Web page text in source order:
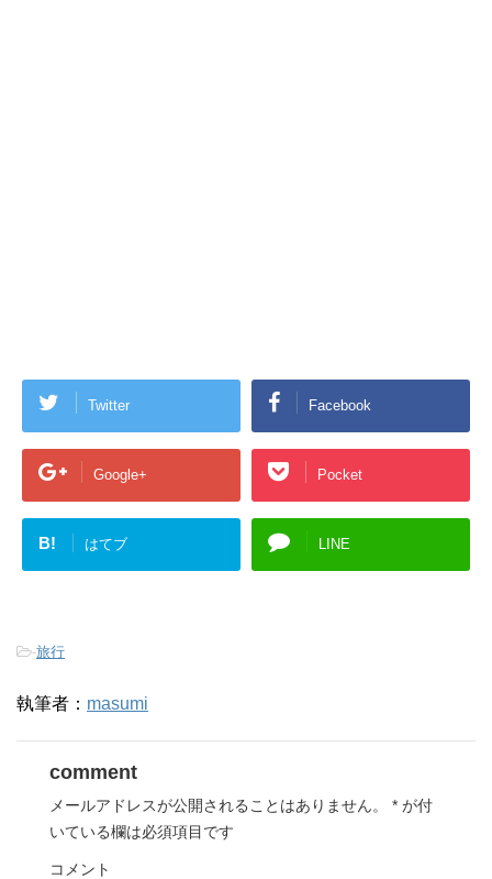
Twitter Facebook
Google+ Pocket
B! はてブ LINE
-旅行
執筆者： masumi
comment
メールアドレスが公開されることはありません。 * が付
いている欄は必須項目です
コメント